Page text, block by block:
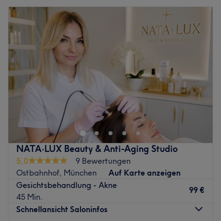
NATA·LUX Beauty & Anti-Aging Studio
5,0
9 Bewertungen
Ostbahnhof, München
Auf Karte anzeigen
Gesichtsbehandlung - Akne
45 Min.
99 €
Schnellansicht Saloninfos